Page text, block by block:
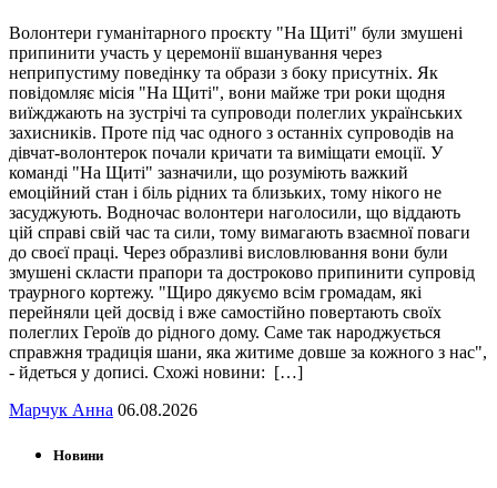
Волонтери гуманітарного проєкту "На Щиті" були змушені
припинити участь у церемонії вшанування через
неприпустиму поведінку та образи з боку присутніх. Як
повідомляє місія "На Щиті", вони майже три роки щодня
виїжджають на зустрічі та супроводи полеглих українських
захисників. Проте під час одного з останніх супроводів на
дівчат-волонтерок почали кричати та виміщати емоції. У
команді "На Щиті" зазначили, що розуміють важкий
емоційний стан і біль рідних та близьких, тому нікого не
засуджують. Водночас волонтери наголосили, що віддають
цій справі свій час та сили, тому вимагають взаємної поваги
до своєї праці. Через образливі висловлювання вони були
змушені скласти прапори та достроково припинити супровід
траурного кортежу. "Щиро дякуємо всім громадам, які
перейняли цей досвід і вже самостійно повертають своїх
полеглих Героїв до рідного дому. Саме так народжується
справжня традиція шани, яка житиме довше за кожного з нас",
- йдеться у дописі. Схожі новини: […]
Марчук Анна 06.08.2026
Новини